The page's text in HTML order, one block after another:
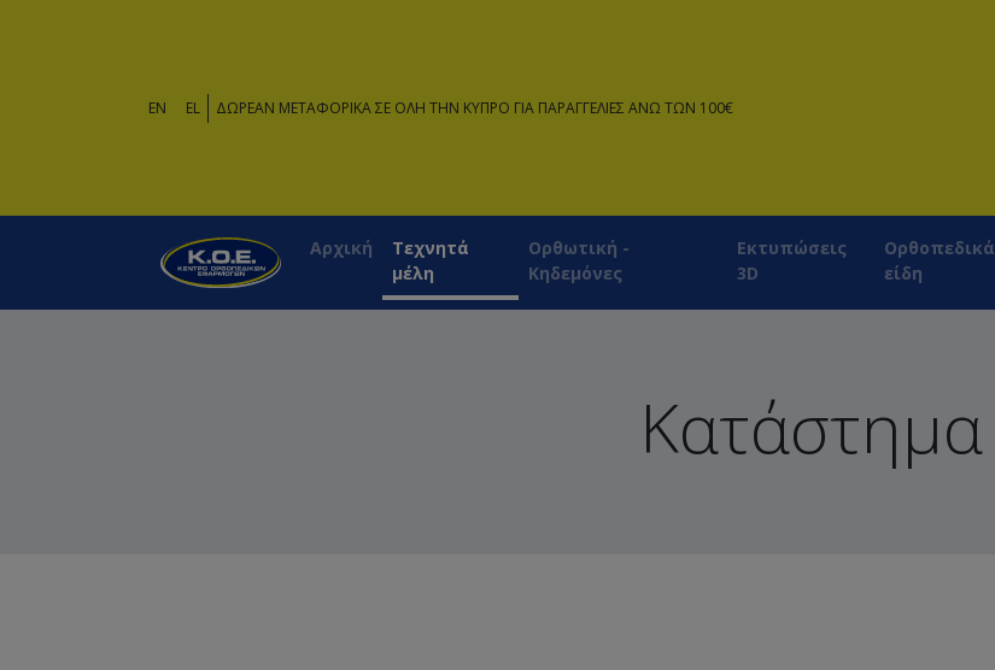
EN EL ΔΩΡΕΑΝ ΜΕΤΑΦΟΡΙΚΑ ΣΕ ΟΛΗ ΤΗΝ ΚΥΠΡΟ ΓΙΑ ΠΑΡΑΓΓΕΛΙΕΣ ΑΝΩ ΤΩΝ 100€
Αρχική
Τεχνητά
μέλη
Ορθωτική -
Κηδεμόνες
Εκτυπώσεις
3D
Ορθοπεδικά
είδη
Κατάστημα